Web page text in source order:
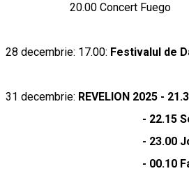
20.00 Concert Fuego
28 decembrie: 17.00: Festivalul de
31 decembrie: REVELION 2025 -
- 22.15 Sony
- 23.00
- 00.10